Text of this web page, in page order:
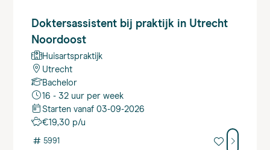
Doktersassistentbij praktijk in Utrecht
Noordoost
Huisartspraktijk
Utrecht
Bachelor
16 - 32 uur per week
Starten vanaf 03-09-2026
€19,30 p/u
# 5991